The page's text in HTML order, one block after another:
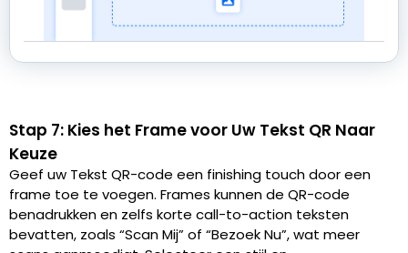
Stap 7: Kies het Frame voor Uw Tekst QR Naar
Keuze
Geef uw Tekst QR-code een finishing touch door een
frame toe te voegen. Frames kunnen de QR-code
benadrukken en zelfs korte call-to-action teksten
bevatten, zoals “Scan Mij” of “Bezoek Nu”, wat meer